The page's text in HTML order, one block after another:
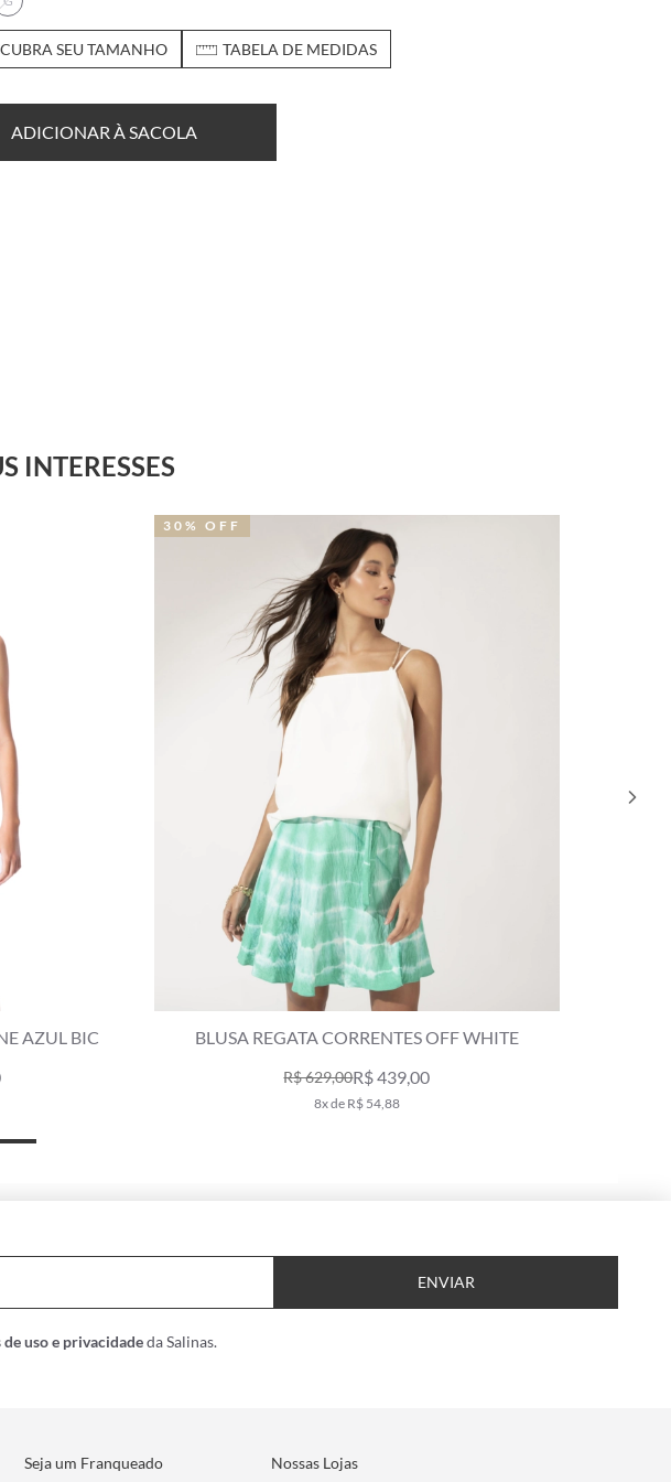
SEU TAMANHO TABELA DE MEDIDAS
ADICIONAR À SACOLA
INTERESSES
AZUL BIC BLUSA REGATA CORRENTES OFF WHITE
R$ 629,00R$ 439,00
8x de R$ 54,88
30% OFF
ENVIAR
uso e privacidadeda Salinas.
Seja um Franqueado Nossas Lojas